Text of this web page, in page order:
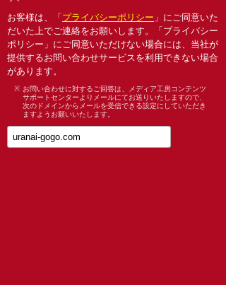
お客様は、「 プライバシーポリシー 」にご同意いた
だいた上でご連絡をお願いします。「プライバシー
ポリシー」にご同意いただけない場合には、当社が
提供するお問い合わせサービスを利用できない場合
があります。
※ お問い合わせに対するご回答は、メディア工房コンテンツ
サポートセンターよりメールにてお送りいたしますので、
次のドメインからメールを受信できる設定にしていただき
ますようお願いいたします。